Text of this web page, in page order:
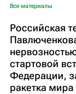
Все материалы
Российская
стартовой
Федерации,
ракетка